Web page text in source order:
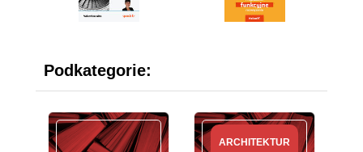
Podkategorie:
ARCHITEKTUR